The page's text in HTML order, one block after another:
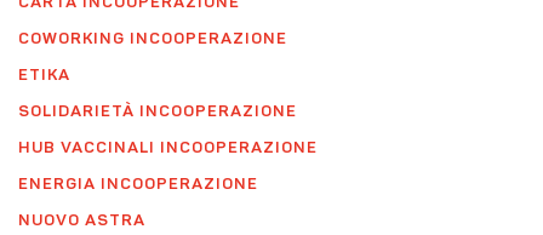
CARTA INCOOPERAZIONE
COWORKING INCOOPERAZIONE
ETIKA
SOLIDARIETÀ INCOOPERAZIONE
HUB VACCINALI INCOOPERAZIONE
ENERGIA INCOOPERAZIONE
NUOVO ASTRA